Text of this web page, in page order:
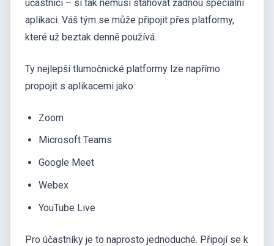
účastníci – si tak nemusí stahovat žádnou speciální
aplikaci. Váš tým se může připojit přes platformy,
které už beztak denně používá.
Ty nejlepší tlumočnické platformy lze napřímo
propojit s aplikacemi jako:
Zoom
Microsoft Teams
Google Meet
Webex
YouTube Live
Pro účastníky je to naprosto jednoduché. Připojí se k